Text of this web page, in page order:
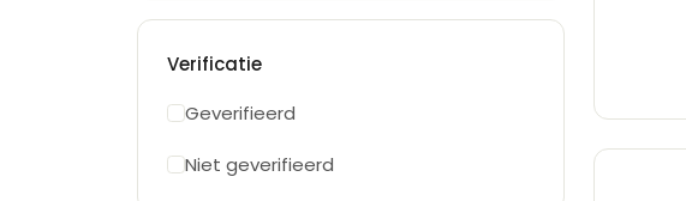
Verificatie
Geverifieerd
Niet geverifieerd